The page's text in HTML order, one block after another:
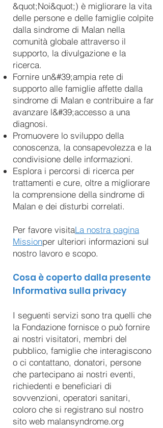
&quot;Noi&quot;) è migliorare la vita
delle persone e delle famiglie colpite
dalla sindrome di Malan nella
comunità globale attraverso il
supporto, la divulgazione e la
ricerca.
Fornire un&#39;ampia rete di
supporto alle famiglie affette dalla
sindrome di Malan e contribuire a far
avanzare l&#39;accesso a una
diagnosi.
Promuovere lo sviluppo della
conoscenza, la consapevolezza e la
condivisione delle informazioni.
Esplora i percorsi di ricerca per
trattamenti e cure, oltre a migliorare
la comprensione della sindrome di
Malan e dei disturbi correlati.
Per favore visitaLa nostra pagina
Missionper ulteriori informazioni sul
nostro lavoro e scopo.
Cosa è coperto dalla presente
Informativa sulla privacy
I seguenti servizi sono tra quelli che
la Fondazione fornisce o può fornire
ai nostri visitatori, membri del
pubblico, famiglie che interagiscono
o ci contattano, donatori, persone
che partecipano ai nostri eventi,
richiedenti e beneficiari di
sovvenzioni, operatori sanitari,
coloro che si registrano sul nostro
sito web malansyndrome.org